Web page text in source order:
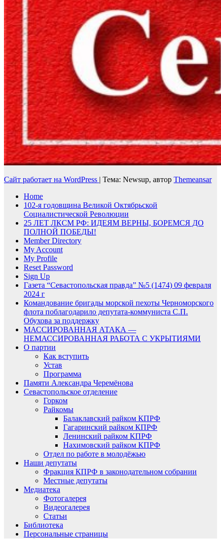
Сайт работает на WordPress | Тема: Newsup, автор Themeansar
Home
102-я годовщина Великой Октябрьской
Социалистической Революции
25 ЛЕТ ЛКСМ РФ: ИДЕЯМ ВЕРНЫ, БОРЕМСЯ ДО
ПОЛНОЙ ПОБЕДЫ!
Member Directory
My Account
My Profile
Reset Password
Sign Up
Газета “Севастопольская правда” №5 (1474) 09 февраля
2024 г
Командование бригады морской пехоты Черноморского
флота поблагодарило депутата-коммуниста С.П.
Обухова за поддержку
МАССИРОВАННАЯ АТАКА —
НЕМАССИРОВАННАЯ РАБОТА С УКРЫТИЯМИ
О партии
Как вступить
Устав
Программа
Памяти Александра Черемёнова
Севастопольское отделение
Горком
Райкомы
Балаклавский райком КПРФ
Гагаринский райком КПРФ
Ленинский райком КПРФ
Нахимовский райком КПРФ
Отдел по работе в молодёжью
Наши депутаты
Фракция КПРФ в законодательном собрании
Местные депутаты
Медиатека
Фотогалерея
Видеогалерея
Статьи
Библиотека
Персональные страницы